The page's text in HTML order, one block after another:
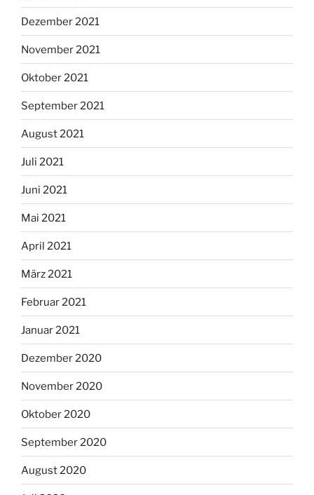
Dezember 2021
November 2021
Oktober 2021
September 2021
August 2021
Juli 2021
Juni 2021
Mai 2021
April 2021
März 2021
Februar 2021
Januar 2021
Dezember 2020
November 2020
Oktober 2020
September 2020
August 2020